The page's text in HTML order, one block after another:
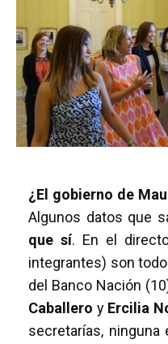
¿El gobierno de
Algunos datos que
que sí. En el
integrantes) son
del Banco Nación
Caballero yErcilia
secretarías,